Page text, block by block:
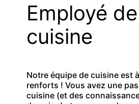
Employé de
cuisine
Notre équipe de cuisine est
renforts ! Vous avez une
cuisine (et des